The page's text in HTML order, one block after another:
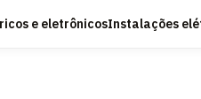
e eletrônicosInstalações